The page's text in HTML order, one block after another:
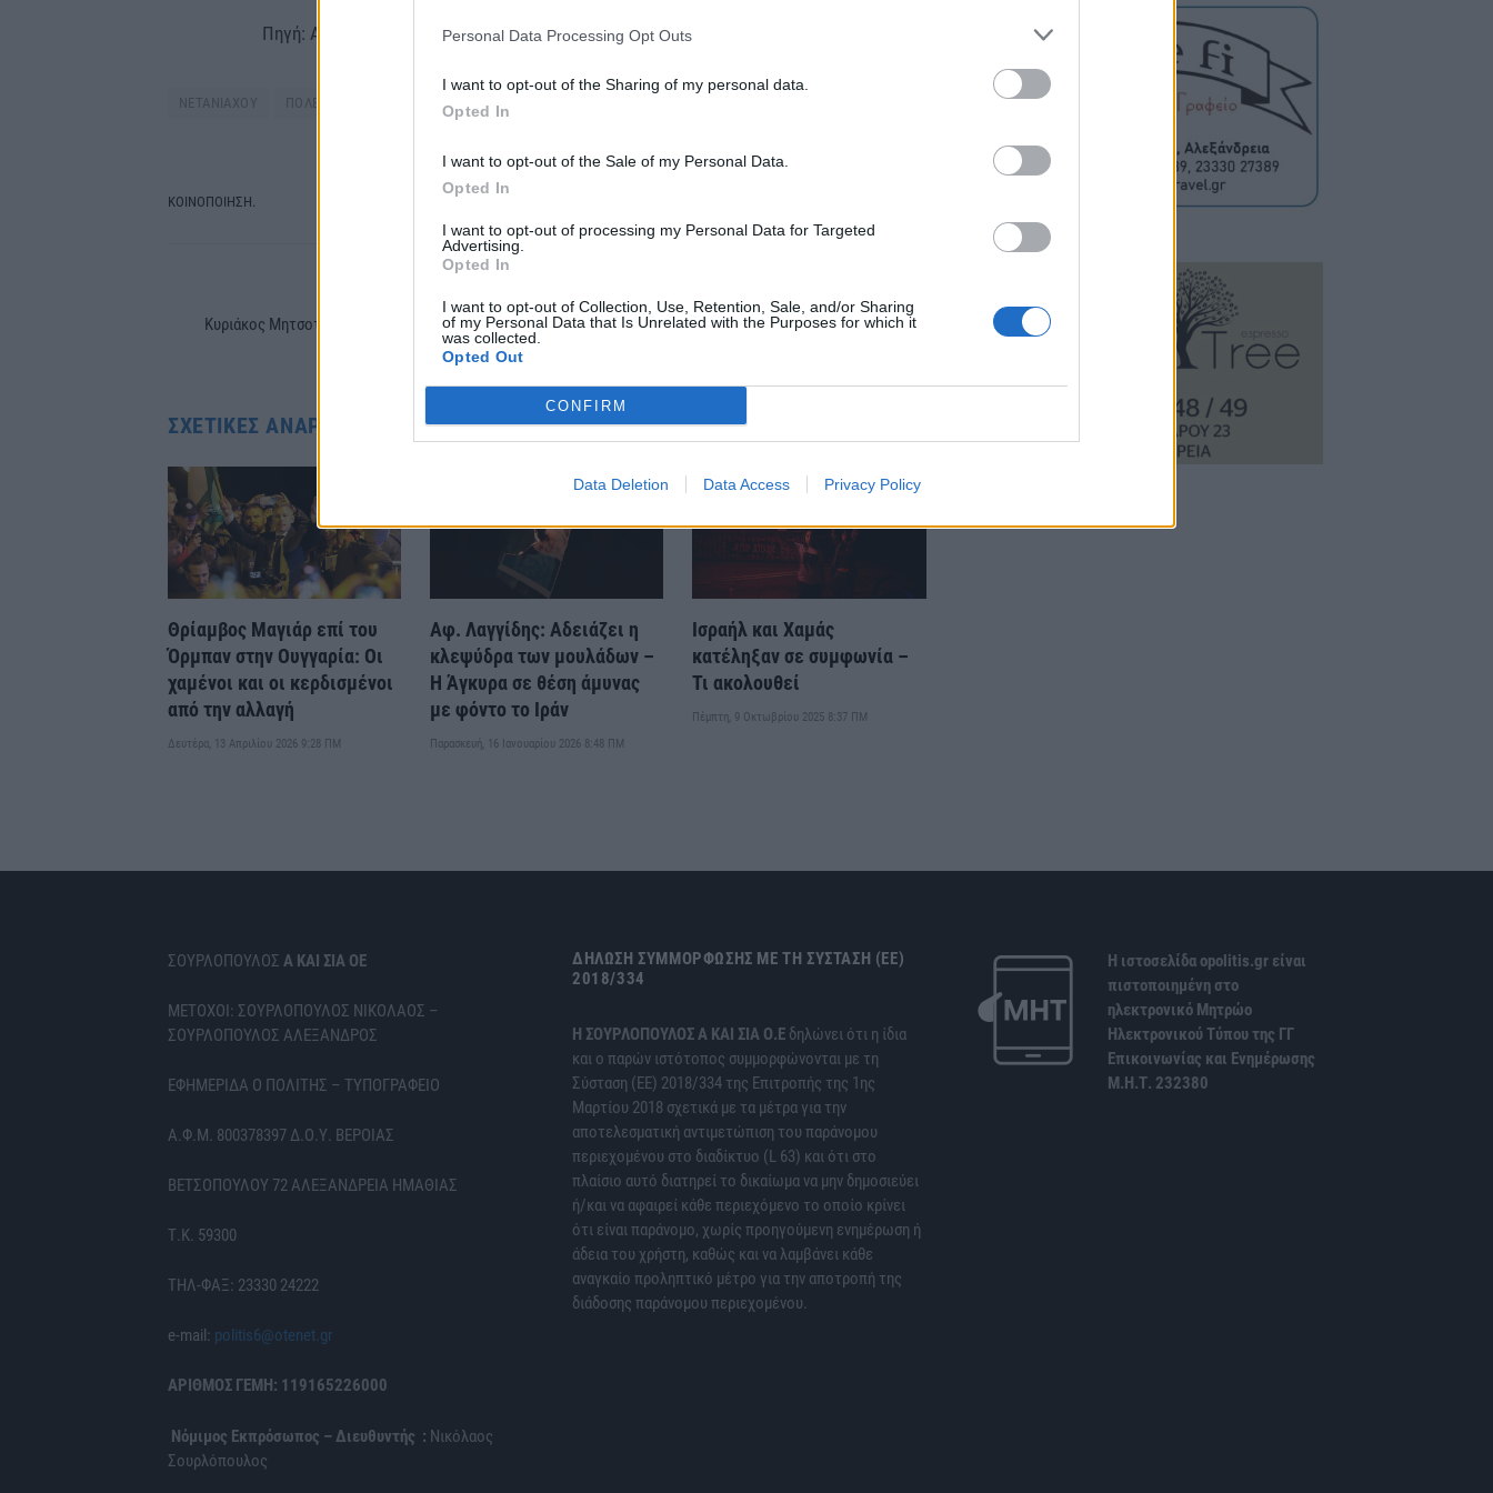
Personal Data Processing Opt Outs
I want to opt-out of the Sharing of my personal data.
Opted In
I want to opt-out of the Sale of my Personal Data.
Opted In
I want to opt-out of processing my Personal Data for Targeted
Advertising.
Opted In
I want to opt-out of Collection, Use, Retention, Sale, and/or Sharing
of my Personal Data that Is Unrelated with the Purposes for which it
was collected.
Opted Out
CONFIRM
Data Deletion Data Access Privacy Policy
Πηγή: ΑΠΕ-ΜΠΕ, Reuters, Times Of Israel
ΝΕΤΑΝΙΑΧΟΥ ΠΟΛΕΜΟΣ
ΚΟΙΝΟΠΟΙΗΣΗ.
Κυριάκος Μητσοτάκης: Η πρώτη συνάντηση με
τον Κασσελάκη
Επίδομα θέρμανσης: Δείτε αν είστε δικαιούχος
ΣΧΕΤΙΚΈΣ ΑΝΑΡΤΉΣΕΙΣ
Θρίαμβος Μαγιάρ επί του
Όρμπαν στην Ουγγαρία: Οι
χαμένοι και οι κερδισμένοι
από την αλλαγή
Δευτέρα, 13 Απριλίου 2026 9:28 ΠΜ
Αφ. Λαγγίδης: Αδειάζει η
κλεψύδρα των μουλάδων –
Η Άγκυρα σε θέση άμυνας
με φόντο το Ιράν
Παρασκευή, 16 Ιανουαρίου 2026 8:48 ΠΜ
Ισραήλ και Χαμάς
κατέληξαν σε συμφωνία –
Τι ακολουθεί
Πέμπτη, 9 Οκτωβρίου 2025 8:37 ΠΜ
ΣΟΥΡΛΟΠΟΥΛΟΣ Α ΚΑΙ ΣΙΑ ΟΕ
ΜΕΤΟΧΟΙ: ΣΟΥΡΛΟΠΟΥΛΟΣ ΝΙΚΟΛΑΟΣ –
ΣΟΥΡΛΟΠΟΥΛΟΣ ΑΛΕΞΑΝΔΡΟΣ
ΕΦΗΜΕΡΙΔΑ Ο ΠΟΛΙΤΗΣ – ΤΥΠΟΓΡΑΦΕΙΟ
Α.Φ.Μ. 800378397 Δ.Ο.Υ. ΒΕΡΟΙΑΣ
ΒΕΤΣΟΠΟΥΛΟΥ 72 ΑΛΕΞΑΝΔΡΕΙΑ ΗΜΑΘΙΑΣ
Τ.Κ. 59300
ΤΗΛ-ΦΑΞ: 23330 24222
e-mail: politis6@otenet.gr
ΑΡΙΘΜΟΣ ΓΕΜΗ: 119165226000
Νόμιμος Εκπρόσωπος – Διευθυντής : Νικόλαος
Σουρλόπουλος
ΔΉΛΩΣΗ ΣΥΜΜΌΡΦΩΣΗΣ ΜΕ ΤΗ ΣΎΣΤΑΣΗ (ΕΕ)
2018/334
H ΣΟΥΡΛΟΠΟΥΛΟΣ Α ΚΑΙ ΣΙΑ Ο.Ε δηλώνει ότι η ίδια
και ο παρών ιστότοπος συμμορφώνονται με τη
Σύσταση (ΕΕ) 2018/334 της Επιτροπής της 1ης
Μαρτίου 2018 σχετικά με τα μέτρα για την
αποτελεσματική αντιμετώπιση του παράνομου
περιεχομένου στο διαδίκτυο (L 63) και ότι στο
πλαίσιο αυτό διατηρεί το δικαίωμα να μην δημοσιεύει
ή/και να αφαιρεί κάθε περιεχόμενο το οποίο κρίνει
ότι είναι παράνομο, χωρίς προηγούμενη ενημέρωση ή
άδεια του χρήστη, καθώς και να λαμβάνει κάθε
αναγκαίο προληπτικό μέτρο για την αποτροπή της
διάδοσης παράνομου περιεχομένου.
Η ιστοσελίδα opolitis.gr είναι
πιστοποιημένη στο
ηλεκτρονικό Μητρώο
Ηλεκτρονικού Τύπου της ΓΓ
Επικοινωνίας και Ενημέρωσης
Μ.Η.Τ. 232380